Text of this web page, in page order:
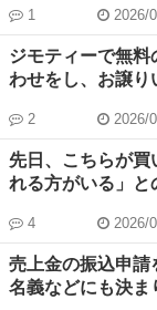
取引を中断する場
か。(評価は高い
あった可能性も
ます。) また、中
そもそも私が最初
んでしまい、申
た。よろしくお願
1 2026/
ジモティーで無
わせをし、お譲りいた
た。 最初は7月30日の夜に受け取り予定で、「敷地内の駐車
場に大きなシート
きます」と連絡を
見つけることがで
月31日は私に予定
無事に受け取ることができ
ージでその旨をご
す。また、私が受
2 2026/
先日、こちらが買
れる方がいる」と
週間後ではありま
プロフィール欄に
（事業者様の場合
がある」旨を記
4 2026/
売上金の振込申請
名義などにも決ま